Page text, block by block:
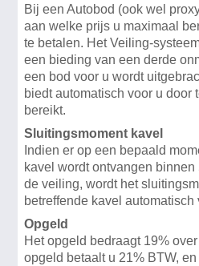
Bij een Autobod (ook wel
aan welke prijs u maximaal
te betalen. Het Veiling-
een bieding van een derde
een bod voor u wordt
biedt automatisch voor u door
bereikt.
Sluitingsmoment kavel
Indien er op een bepaald
kavel wordt ontvangen
de veiling, wordt het
betreffende kavel
Opgeld
Het opgeld bedraagt 19%
opgeld betaalt u 21% BTW,